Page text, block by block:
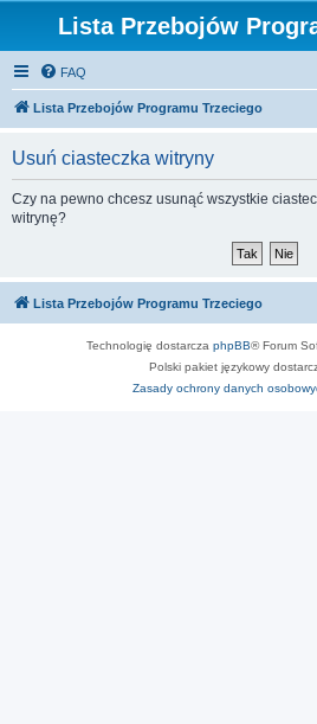
Lista Przebojów
FAQ
Lista Przebojów Programu Trzeciego
Usuń ciasteczka witryny
Czy na pewno chcesz usunąć wszystkie
witrynę?
Lista Przebojów Programu Trzeciego
Technologię dostarcza phpBB® Forum
Polski pakiet językowy
Zasady ochrony danych